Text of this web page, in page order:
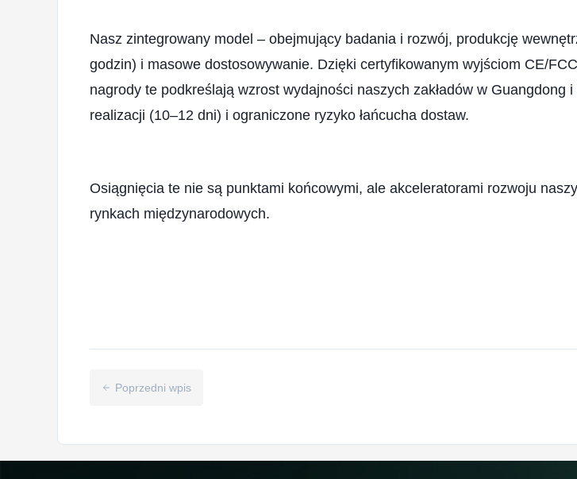
Nasz zintegrowany model – obejmujący badania i rozwój, produkcję
godzin) i masowe dostosowywanie. Dzięki certyfikowanym wyjściom CE/
nagrody te podkreślają wzrost wydajności naszych zakładów w
realizacji (10–12 dni) i ograniczone ryzyko łańcucha dostaw.
Osiągnięcia te nie są punktami końcowymi, ale akceleratorami rozwoju
rynkach międzynarodowych.
Poprzedni wpis